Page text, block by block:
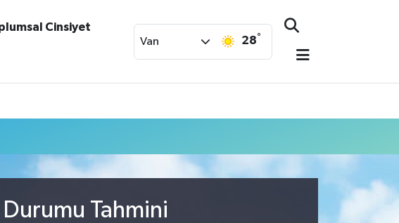
Cinsiyet
Van 28°
Durumu Tahmini